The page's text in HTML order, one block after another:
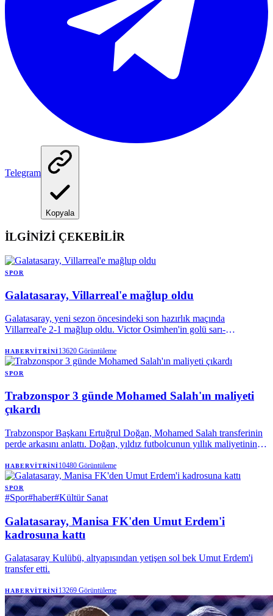
Telegram
Kopyala
İLGİNİZİ ÇEKEBİLİR
SPOR
Galatasaray, Villarreal'e mağlup oldu
Galatasaray, yeni sezon öncesindeki son hazırlık maçında
Villarreal'e 2-1 mağlup oldu. Victor Osimhen'in golü sarı-
ve tribünlerden yükselen transfer tepkisi karşılaşmaya damga vurdu.
HABERVITRINI13620 Görüntüleme
SPOR
Trabzonspor 3 günde Mohamed Salah'ın maliyeti
çıkardı
Trabzonspor Başkanı Ertuğrul Doğan, Mohamed Salah transferinin
perde arkasını anlattı. Doğan, yıldız futbolcunun yıllık maliyetinin
liralık kombine satıldığını belirtti. Bordo-mavililerde 18 binle kulüp
tarihinin kombine rekoru kırılırken, yeni hedef 25 bin olarak
belirlendi.
HABERVITRINI10480 Görüntüleme
SPOR
#Spor#haber#Kültür Sanat
Galatasaray, Manisa FK'den Umut Erdem'i
kadrosuna kattı
Galatasaray Kulübü, altyapısından yetişen sol bek Umut Erdem'i
transfer etti.
HABERVITRINI13269 Görüntüleme